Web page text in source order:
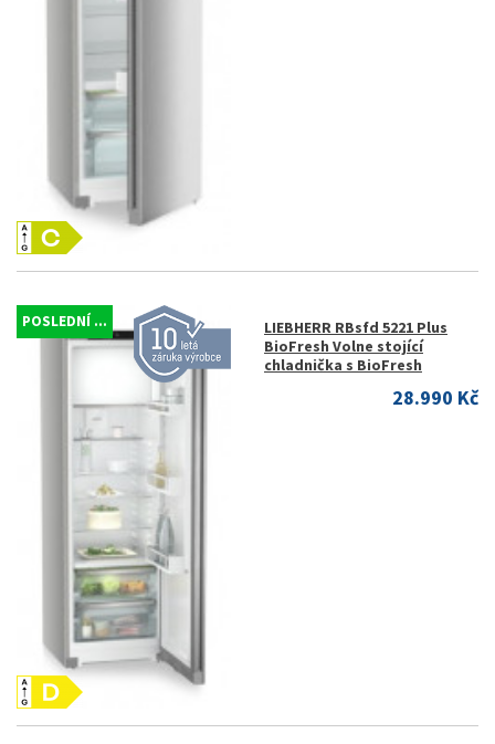
POSLEDNÍ ...
LIEBHERR RBsfd 5221 Plus
BioFresh Volne stojící
chladnička s BioFresh
28.990 Kč